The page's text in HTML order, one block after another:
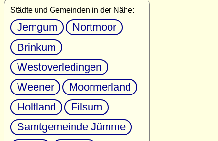
Städte und Gemeinden in der Nähe:
Jemgum
Nortmoor
Brinkum
Westoverledingen
Weener
Moormerland
Holtland
Filsum
Samtgemeinde Jümme